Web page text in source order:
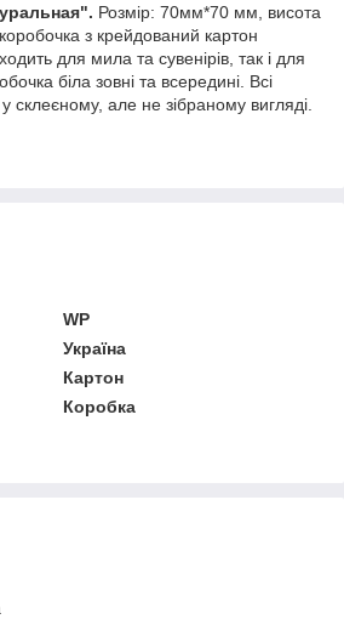
Розмір: 70мм*70 мм, висота
з крейдований картон
для мила та сувенірів, так і для
біла зовні та всередині. Всі
склеєному, але не зібраному вигляді.
WP
Україна
Картон
Коробка